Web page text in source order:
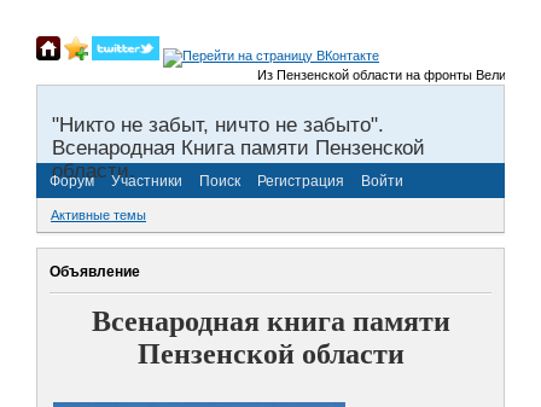
Из Пензенской области на фронты Великой
"Никто не забыт, ничто не забыто".
Всенародная Книга памяти Пензенской
области.
Форум Участники Поиск Регистрация Войти
Активные темы
Объявление
Всенародная книга памяти
Пензенской области